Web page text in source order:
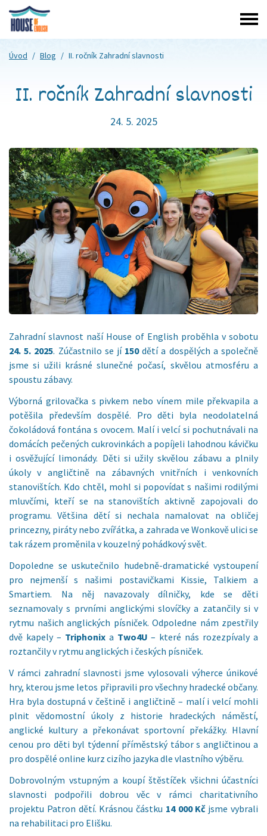
Úvod / Blog / II. ročník Zahradní slavnosti
II. ročník Zahradní slavnosti
24. 5. 2025
Zahradní slavnost naší House of English proběhla v sobotu
24. 5. 2025. Zúčastnilo se jí 150dětí a dospělých a společně
jsme si užili krásné slunečné počasí, skvělou atmosféru a
spoustu zábavy.
Výborná grilovačka s pivkem nebo vínem mile překvapila a
potěšila především dospělé. Pro děti byla neodolatelná
čokoládová fontána s ovocem. Malí i velcí si pochutnávali na
domácích pečených cukrovinkách a popíjeli lahodnou kávičku
i osvěžující limonády. Děti si užily skvělou zábavu a plnily
úkoly v angličtině na zábavných vnitřních i venkovních
stanovištích. Kdo chtěl, mohl si popovídat s našimi rodilými
mluvčími, kteří se na stanovištích aktivně zapojovali do
programu. Většina dětí si nechala namalovat na obličej
princezny, piráty nebo zvířátka, a zahrada ve Wonkově ulici se
tak rázem proměnila v kouzelný pohádkový svět.
Dopoledne se uskutečnilo hudebně-dramatické vystoupení
pro nejmenší s našimi postavičkami Kissie, Talkiem a
Smartiem. Na něj navazovaly dílničky, kde se děti
seznamovaly s prvními anglickými slovíčky a zatančily si v
rytmu našich anglických písniček. Odpoledne nám zpestřily
dvě kapely – Triphonixa Two4U – které nás rozezpívaly a
roztančily v rytmu anglických i českých písniček.
V rámci zahradní slavnosti jsme vylosovali výherce únikové
hry, kterou jsme letos připravili pro všechny hradecké občany.
Hra byla dostupná v češtině i angličtině – malí i velcí mohli
plnit vědomostní úkoly z historie hradeckých náměstí,
anglické kultury a překonávat sportovní překážky. Hlavní
cenou pro děti byl týdenní příměstský tábor s angličtinou a
pro dospělé online kurz cizího jazyka dle vlastního výběru.
Dobrovolným vstupným a koupí štěstíček všichni účastníci
slavnosti podpořili dobrou věc v rámci charitativního
projektu Patron dětí. Krásnou částku 14 000 Kčjsme vybrali
na rehabilitaci pro Elišku.